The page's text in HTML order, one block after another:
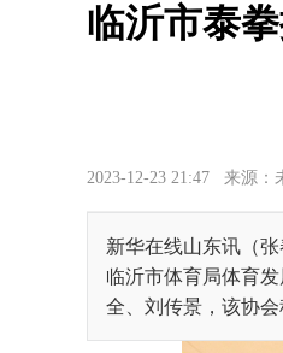
临沂市泰
2023-12-23 21:47 来源：
新华在线山东讯（
临沂市体育局体育
全、刘传景，该协